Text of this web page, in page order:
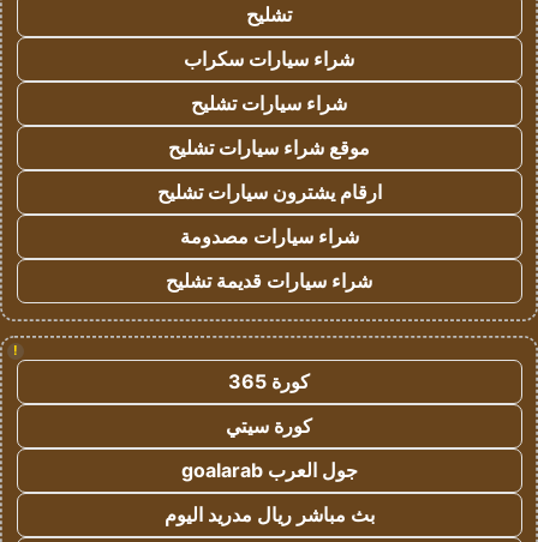
تشليح
شراء سيارات سكراب
شراء سيارات تشليح
موقع شراء سيارات تشليح
ارقام يشترون سيارات تشليح
شراء سيارات مصدومة
شراء سيارات قديمة تشليح
!
كورة 365
كورة سيتي
جول العرب goalarab
بث مباشر ريال مدريد اليوم